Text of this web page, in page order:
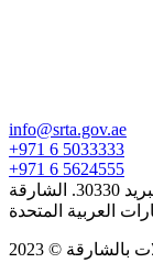
info@srta.gov.ae
+971 6 5033333
+971 6 5624555
هيئة الطرق والمواصلات بالشارقة، صندوق البريد 30330. الشارقة
العربية المتحدة
© 2023